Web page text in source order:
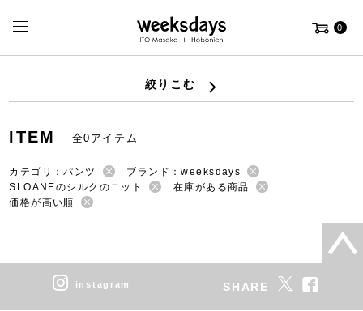
0
絞りこむ
ITEM 全0アイテム
カテゴリ：パンツ
ブランド：weeksdays
SLOANEのシルクのニット
在庫がある商品
価格が高い順
instagram SHARE